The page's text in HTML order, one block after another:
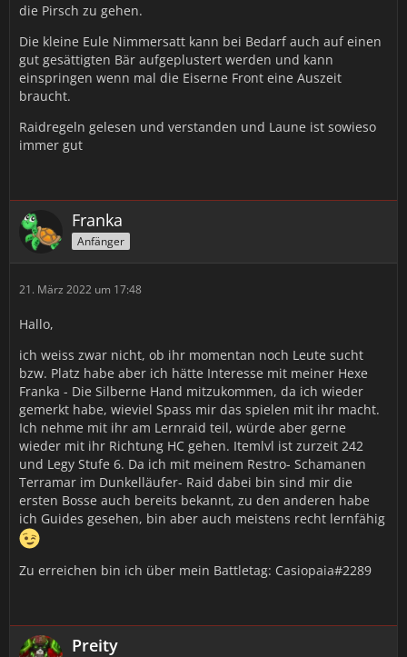
die Pirsch zu gehen.
Die kleine Eule Nimmersatt kann bei Bedarf auch auf einen
gut gesättigten Bär aufgeplustert werden und kann
einspringen wenn mal die Eiserne Front eine Auszeit
braucht.
Raidregeln gelesen und verstanden und Laune ist sowieso
immer gut
Franka
Anfänger
21. März 2022 um 17:48
Hallo,
ich weiss zwar nicht, ob ihr momentan noch Leute sucht
bzw. Platz habe aber ich hätte Interesse mit meiner Hexe
Franka - Die Silberne Hand mitzukommen, da ich wieder
gemerkt habe, wieviel Spass mir das spielen mit ihr macht.
Ich nehme mit ihr am Lernraid teil, würde aber gerne
wieder mit ihr Richtung HC gehen. Itemlvl ist zurzeit 242
und Legy Stufe 6. Da ich mit meinem Restro- Schamanen
Terramar im Dunkelläufer- Raid dabei bin sind mir die
ersten Bosse auch bereits bekannt, zu den anderen habe
ich Guides gesehen, bin aber auch meistens recht lernfähig
Zu erreichen bin ich über mein Battletag: Casiopaia#2289
Preity